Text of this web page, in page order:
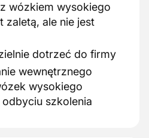
wózkiem wysokiego
zaletą, ale nie jest
dotrzeć do firmy
wewnętrznego
wysokiego
odbyciu szkolenia